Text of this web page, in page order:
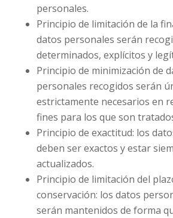
personales.
Principio de limitación de la
datos personales serán
determinados, explícitos y
Principio de minimización de
personales recogidos serán
estrictamente necesarios en
fines para los que son
Principio de exactitud: los
deben ser exactos y estar
actualizados.
Principio de limitación del
conservación: los datos
serán mantenidos de forma